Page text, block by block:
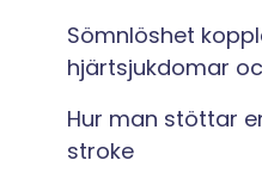
Sömnlöshet
hjärtsjukdomar
Hur man stöttar
stroke